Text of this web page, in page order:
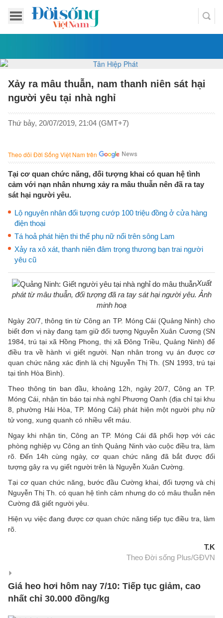
Xảy ra mâu thuẫn, nam thanh niên sát hại
người yêu tại nhà nghỉ
Thứ bảy, 20/07/2019, 21:04 (GMT+7)
Theo dõi Đời Sống Việt Nam trên
Tại cơ quan chức năng, đối tượng khai có quan hệ tình
cảm với nạn nhân nhưng xảy ra mâu thuẫn nên đã ra tay
sát hại người yêu.
Lộ nguyên nhân đối tượng cướp 100 triệu đồng ở cửa hàng
điện thoại
Tá hoả phát hiện thi thể phụ nữ nổi trên sông Lam
Xảy ra xô xát, thanh niên đâm trọng thương bạn trai người
yêu cũ
Xuất
phát từ mâu thuẫn, đối tượng đã ra tay sát hại người yêu. Ảnh
minh hoạ
Ngày 20/7, thông tin từ Công an TP. Móng Cái (Quảng Ninh) cho
biết đơn vị này đang tạm giữ đối tượng Nguyễn Xuân Cương (SN
1984, trú tại xã Hồng Phong, thị xã Đông Triều, Quảng Ninh) để
điều tra về hành vi giết người. Nạn nhân trong vụ án được cơ
quan chức năng xác định là chị Nguyễn Thị Th. (SN 1993, trú tại
tại tỉnh Hòa Bình).
Theo thông tin ban đầu, khoảng 12h, ngày 20/7, Công an TP.
Móng Cái, nhận tin báo tại nhà nghỉ Phương Oanh (địa chỉ tại khu
8, phường Hải Hòa, TP. Móng Cái) phát hiện một người phụ nữ
tử vong, xung quanh có nhiều vết máu.
Ngay khi nhận tin, Công an TP. Móng Cái đã phối hợp với các
phòng nghiệp vụ Công an tỉnh Quảng Ninh vào cuộc điều tra, làm
rõ. Đến 14h cùng ngày, cơ quan chức năng đã bắt được đối
tượng gây ra vụ giết người trên là Nguyễn Xuân Cường.
Tại cơ quan chức năng, bước đầu Cường khai, đối tượng và chị
Nguyễn Thị Th. có quan hệ tình cảm nhưng do có mâu thuẫn nên
Cường đã giết người yêu.
Hiện vụ việc đang được cơ quan chức năng tiếp tục điều tra, làm
rõ.
T.K
Theo Đời sống Plus/GĐVN
Giá heo hơi hôm nay 7/10: Tiếp tục giảm, cao
nhất chỉ 30.000 đồng/kg